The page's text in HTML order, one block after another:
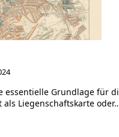
essentielle Grundlage für
als Liegenschaftskarte